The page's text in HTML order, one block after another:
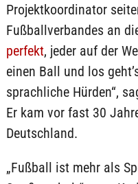
Projektkoordinator
Fußballverbandes an
perfekt, jeder auf der
einen Ball und los
sprachliche Hürden“,
Er kam vor fast 30
Deutschland.
„Fußball ist mehr als